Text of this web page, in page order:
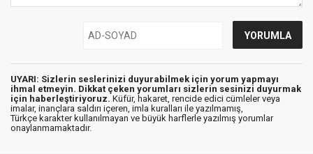
UYARI: Sizlerin seslerinizi duyurabilmek için yorum yapmayı
ihmal etmeyin. Dikkat çeken yorumları sizlerin sesinizi duyurmak
için haberleştiriyoruz. Küfür, hakaret, rencide edici cümleler veya
imalar, inançlara saldırı içeren, imla kuralları ile yazılmamış,
Türkçe karakter kullanılmayan ve büyük harflerle yazılmış yorumlar
onaylanmamaktadır.